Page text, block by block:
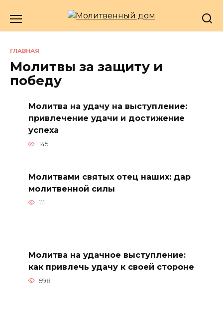
содержанию
ГЛАВНАЯ
Молитвы за защиту и
победу
Молитва на удачу на выступление:
привлечение удачи и достижение
успеха
145
Молитвами святых отец наших: дар
молитвенной силы
111
Молитва на удачное выступление:
как привлечь удачу к своей стороне
598